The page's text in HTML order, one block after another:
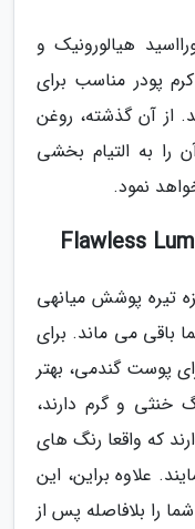
هیالورونیک و
پودر مناسب برای
آن گذشته، روغن
را به التیام بخشی
نمود.
تیره پوشش میانهی
باقی می ماند. برای
پوست گندمی، بهتر
و گرم دارند،
که واقعا رنگ های
علاوه براین، این
را بلافاصله پس از